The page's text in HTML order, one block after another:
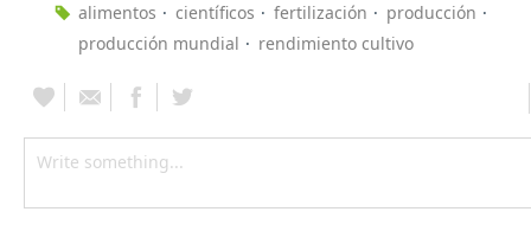
alimentos
científicos fertilización
producción
producción mundial
rendimiento cultivo